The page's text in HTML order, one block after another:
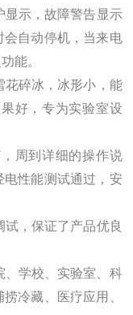
显示，故障警告显示
会自动停机，当来电
能。
花碎冰，冰形小，能
好，专为实验室设
周到详细的操作说
性能测试通过，安
试，保证了产品优良
、学校、实验室、科
冷藏、医疗应用、